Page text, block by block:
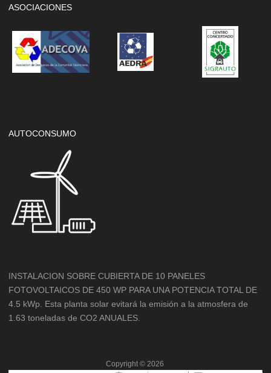
ASOCIACIONES
AUTOCONSUMO
INSTALACION SOBRE CUBIERTA DE 10 PANELES
FOTOVOLTAICOS DE 450 WP PARA UNA POTENCIA TOTAL DE
4.5 kWp. Esta planta solar evitará la emisión a la atmosfera de
1.63 toneladas de CO2 ANUALES.
Copyright © 2026